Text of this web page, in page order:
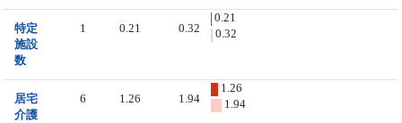
特定
施設
数
1 0.21 0.32
0.21
0.32
居宅
介護
6 1.26 1.94
1.26
1.94